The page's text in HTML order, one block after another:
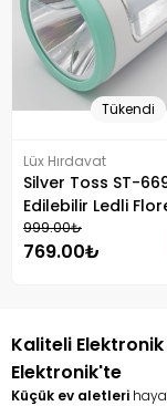
Tükendi
Lüx Hırdavat
Silver Toss ST-
Edilebilir Ledli
Feneri
999.00₺
769.00₺
Kaliteli
Elektronik'te
Küçük ev aletleri